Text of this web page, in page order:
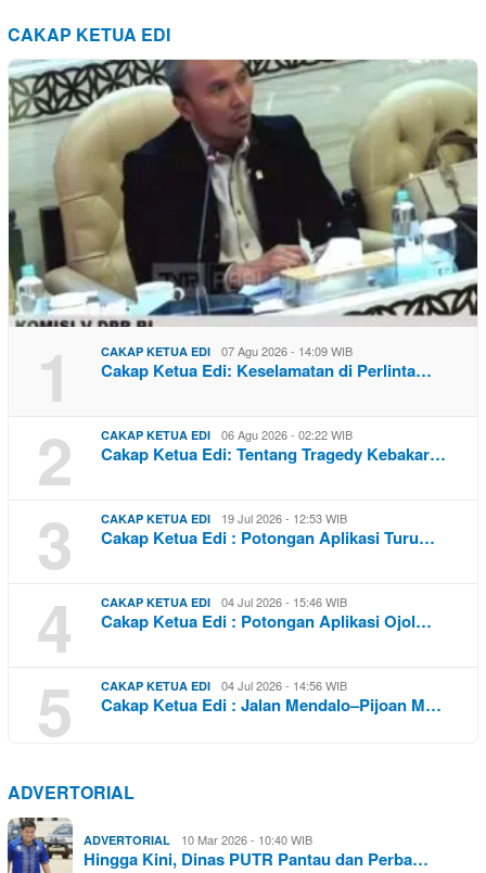
CAKAP KETUA EDI
1 CAKAP KETUA EDI 07 Agu 2026 - 14:09 WIB
Cakap Ketua Edi: Keselamatan di Perlinta…
2 CAKAP KETUA EDI 06 Agu 2026 - 02:22 WIB
Cakap Ketua Edi: Tentang Tragedy Kebakar…
3 CAKAP KETUA EDI 19 Jul 2026 - 12:53 WIB
Cakap Ketua Edi : Potongan Aplikasi Turu…
4 CAKAP KETUA EDI 04 Jul 2026 - 15:46 WIB
Cakap Ketua Edi : Potongan Aplikasi Ojol…
5 CAKAP KETUA EDI 04 Jul 2026 - 14:56 WIB
Cakap Ketua Edi : Jalan Mendalo–Pijoan M…
ADVERTORIAL
ADVERTORIAL 10 Mar 2026 - 10:40 WIB
Hingga Kini, Dinas PUTR Pantau dan Perba…